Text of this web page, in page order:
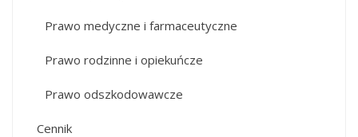
Prawo medyczne i farmaceutyczne
Prawo rodzinne i opiekuńcze
Prawo odszkodowawcze
Cennik